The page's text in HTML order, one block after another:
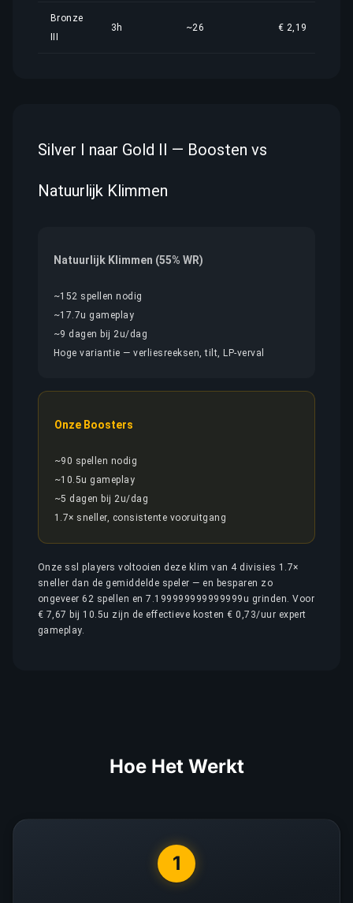
Bronze
3h ~26 € 2,19
Silver I naar Gold II — Boosten vs
Natuurlijk Klimmen
Natuurlijk Klimmen (55% WR)
~152 spellen nodig
~17.7u gameplay
~9 dagen bij 2u/dag
Hoge variantie — verliesreeksen, tilt, LP-verval
Onze Boosters
~90 spellen nodig
~10.5u gameplay
~5 dagen bij 2u/dag
1.7× sneller, consistente vooruitgang
Onze ssl players voltooien deze klim van 4 divisies 1.7×
sneller dan de gemiddelde speler — en besparen zo
ongeveer 62 spellen en 7.199999999999999u grinden. Voor
€ 7,67 bij 10.5u zijn de effectieve kosten € 0,73/uur expert
gameplay.
Hoe Het Werkt
1